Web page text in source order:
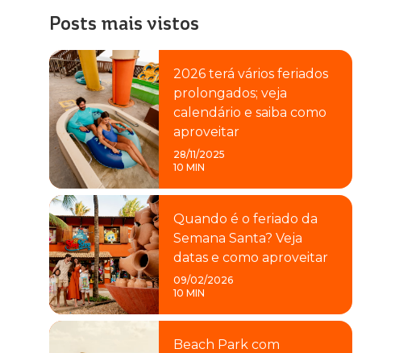
Posts mais vistos
2026 terá vários feriados
prolongados; veja
calendário e saiba como
aproveitar
28/11/2025
10 MIN
Quando é o feriado da
Semana Santa? Veja
datas e como aproveitar
09/02/2026
10 MIN
Beach Park com